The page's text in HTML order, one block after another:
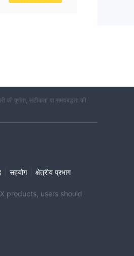
पूर्णता, सटीकता या समयबद्धता की
सहयोग क्षेत्रीय प्रभाग
products, users should